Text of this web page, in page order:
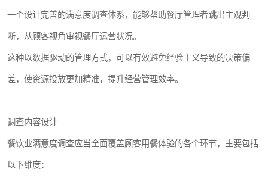
一个设计完善的满意度调查体系，能够帮助餐厅管理者跳出主观判
断，从顾客视角审视餐厅运营状况。
这种以数据驱动的管理方式，可以有效避免经验主义导致的决策偏
差，使资源投放更加精准，提升经营管理效率。
调查内容设计
餐饮业满意度调查应当全面覆盖顾客用餐体验的各个环节，主要包括
以下维度：